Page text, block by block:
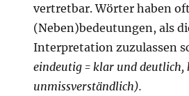
vertretbar. Wörter haben
(Neben)bedeutungen, als
Interpretation zuzulassen
eindeutig = klar und deutlich,
unmissverständlich).